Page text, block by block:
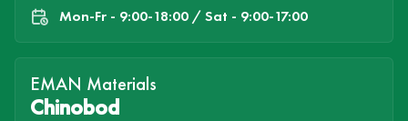
Mon-Fr - 9:00-18:00 / Sat - 9:00-17:00
EMAN Materials
Chinobod